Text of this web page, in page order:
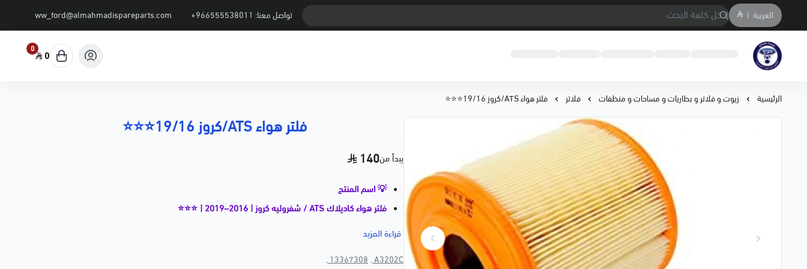
العربية | تواصل معنا: +966555538011
ww_ford@almahmadispareparts.com
متجر المحمادي لقطع السيارات
0
0
الرئيسية زيوت و فلاتر و بطاريات و مساحات و منظفات فلاتر فلتر هواء ATS/كروز 19/16⭐⭐⭐
فلتر هواء ATS/كروز 19/16⭐⭐⭐
يبدأ من140
💡 اسم المنتج
فلتر هواء كاديلاك ATS / شفروليه كروز | 2016–2019 | ⭐⭐⭐
📝 وصف مختصر
ويساعد على تحسين أداء المحرك وتقليل استهلاك الوقود وإطالة عمر المكينة.
قراءة المزيد
A3202C ,
13367308 ,